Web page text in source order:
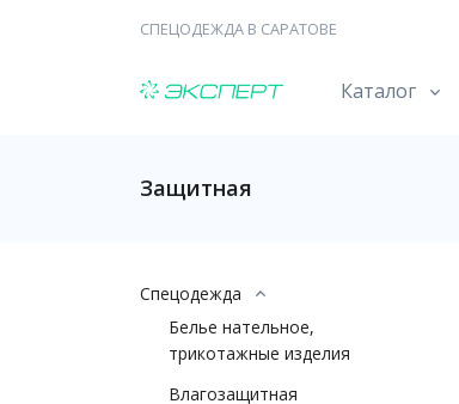
СПЕЦОДЕЖДА В САРАТОВЕ
Каталог
Защитная
Спецодежда
Белье нательное,
трикотажные изделия
Влагозащитная